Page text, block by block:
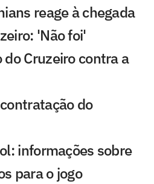
reage à chegada
'Não foi'
Cruzeiro contra a
do
informações sobre
para o jogo